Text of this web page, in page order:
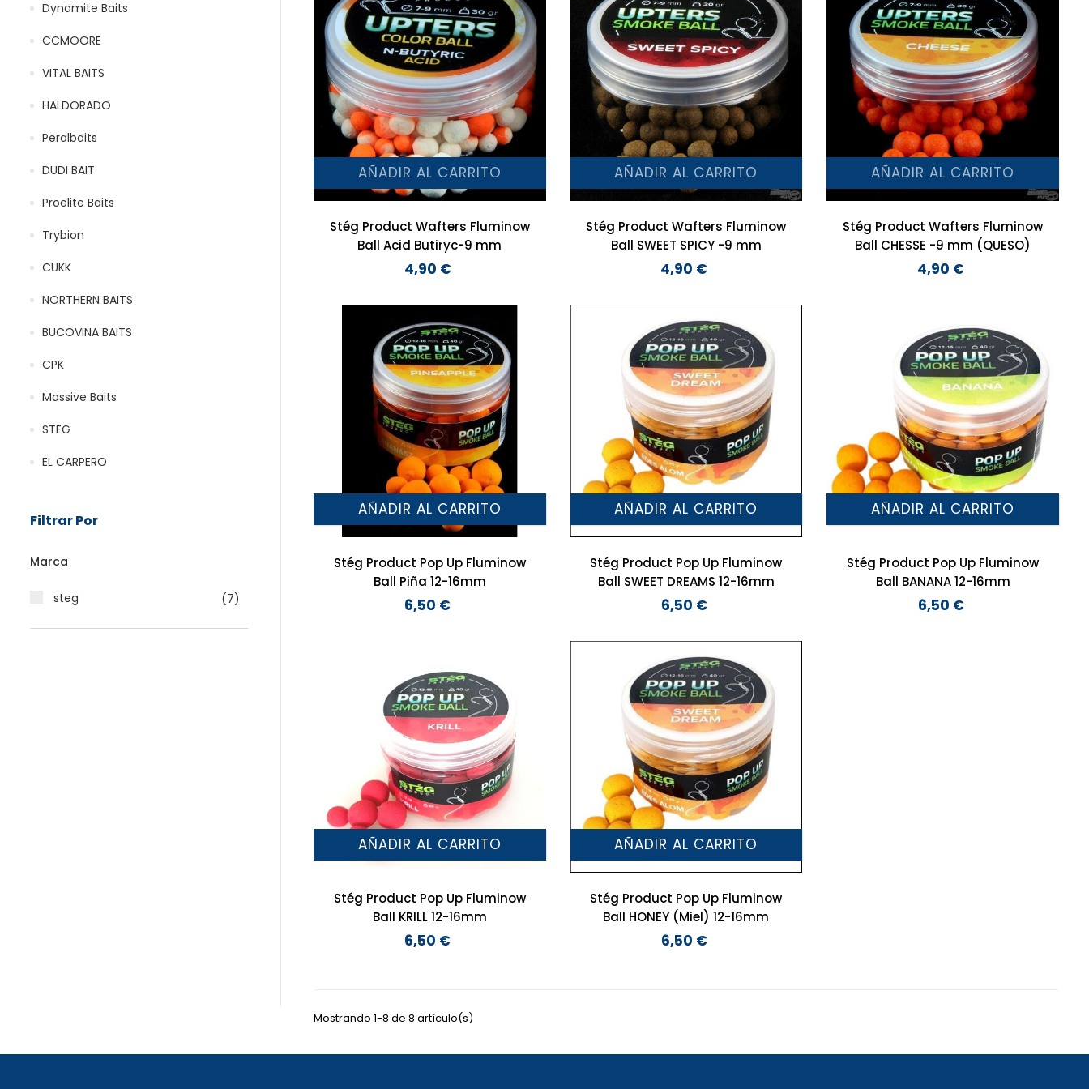
Dynamite Baits
CCMOORE
VITAL BAITS
HALDORADO
Peralbaits
DUDI BAIT
Proelite Baits
Trybion
CUKK
NORTHERN BAITS
BUCOVINA BAITS
CPK
Massive Baits
STEG
EL CARPERO
Filtrar Por
Marca
steg (7)
AÑADIR AL CARRITO
Stég Product Wafters Fluminow
Ball Acid Butiryc-9 mm
Precio
4,90 €
AÑADIR AL CARRITO
Stég Product Wafters Fluminow
Ball SWEET SPICY -9 mm
Precio
4,90 €
AÑADIR AL CARRITO
Stég Product Wafters Fluminow
Ball CHESSE -9 mm (QUESO)
Precio
4,90 €
AÑADIR AL CARRITO
Stég Product Pop Up Fluminow
Ball Piña 12-16mm
Precio
6,50 €
AÑADIR AL CARRITO
Stég Product Pop Up Fluminow
Ball SWEET DREAMS 12-16mm
Precio
6,50 €
AÑADIR AL CARRITO
Stég Product Pop Up Fluminow
Ball BANANA 12-16mm
Precio
6,50 €
AÑADIR AL CARRITO
Stég Product Pop Up Fluminow
Ball KRILL 12-16mm
Precio
6,50 €
AÑADIR AL CARRITO
Stég Product Pop Up Fluminow
Ball HONEY (Miel) 12-16mm
Precio
6,50 €
Mostrando 1-8 de 8 artículo(s)